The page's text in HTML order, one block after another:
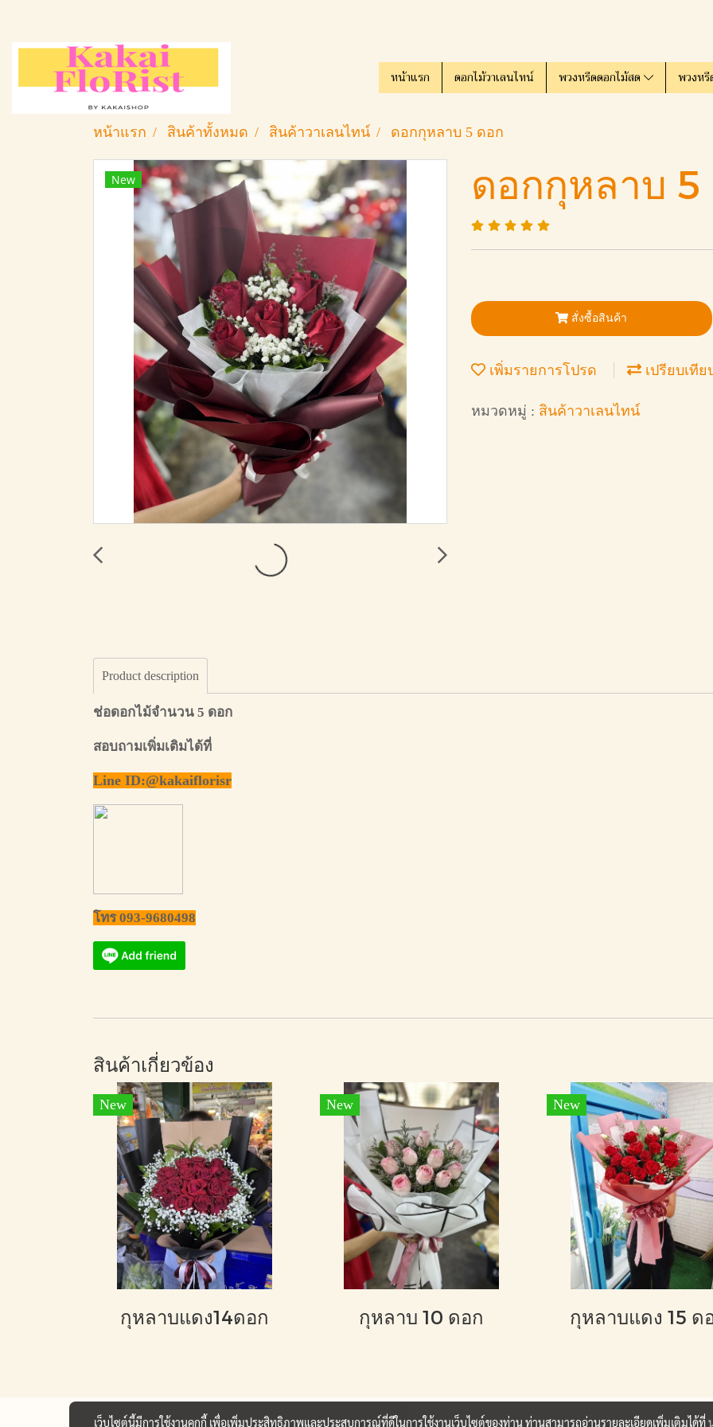
หน้าแรก ดอกไม้วาเลนไทน์ พวงหรีดดอกไม้สด พวงห
หน้าแรก สินค้าทั้งหมด สินค้าวาเลนไทน์ ดอกกุหลาบ 5 ดอก
New ดอกกุหลาบ 5
สั่งซื้อสินค้า
เพิ่มรายการโปรด เปรียบเทีย
หมวดหมู่ : สินค้าวาเลนไทน์
Product description
ช่อดอกไม้จำนวน 5 ดอก
สอบถามเพิ่มเติมได้ที่
Line ID:@kakaiflorisr
โทร 093-9680498
สินค้าเกี่ยวข้อง
New
กุหลาบแดง14ดอก
New
กุหลาบ 10 ดอก
New
กุหลาบแดง 15 ด
เว็บไซต์นี้มีการใช้งานคุกกี้ เพื่อเพิ่มประสิทธิภาพและประสบการณ์ที่ดีในการใช้งานเว็บไซต์ของท่าน ท่านสามารถอ่านรายละเอียดเพิ่มเติมได้ที่